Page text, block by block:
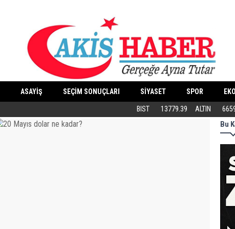
ASAYİŞ SEÇİM SONUÇLARI SİYASET SPOR
Butik İşletmeler E-Ticarete Başlarken
BIST 13779.39 ALTIN
Bu